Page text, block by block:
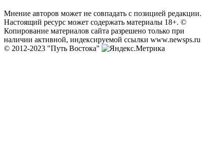
Мнение авторов может не совпадать с позицией редакции.
Настоящий ресурс может содержать материалы 18+. ©
Копирование материалов сайта разрешено только при
наличии активной, индексируемой ссылки www.newsps.ru
© 2012-2023 "Путь Востока"